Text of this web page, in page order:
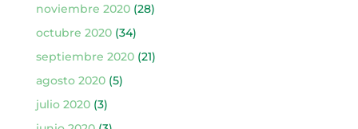
noviembre 2020(28)
octubre 2020(34)
septiembre 2020(21)
agosto 2020(5)
julio 2020(3)